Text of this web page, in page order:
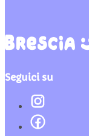
Seguici su